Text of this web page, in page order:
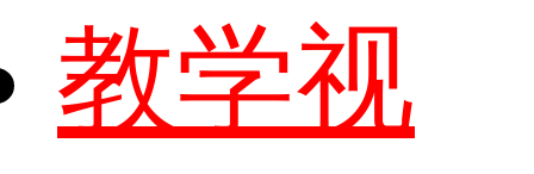
教学视